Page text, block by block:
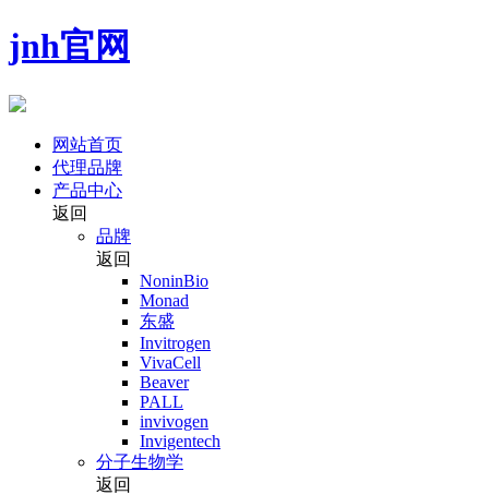
jnh官网
网站首页
代理品牌
产品中心
返回
品牌
返回
NoninBio
Monad
东盛
Invitrogen
VivaCell
Beaver
PALL
invivogen
Invigentech
分子生物学
返回